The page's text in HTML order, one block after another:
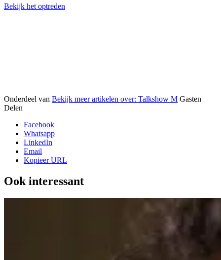
Bekijk het optreden
Onderdeel van Bekijk meer artikelen over: Talkshow M Gasten
Delen
Facebook
Whatsapp
LinkedIn
Email
Kopieer URL
Ook interessant